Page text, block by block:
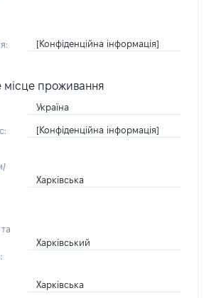
[Конфіденційна інформація]
місце проживання
Україна
[Конфіденційна інформація]
Харківська
Харківський
Харківська